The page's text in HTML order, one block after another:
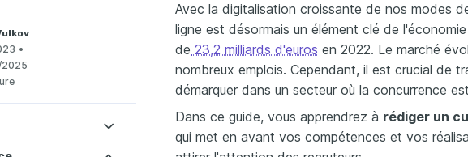
•
2025
Avec la digitalisation croissante de nos modes
ligne est désormais un élément clé de
de 23,2 milliards d'euros en 2022. Le marché
nombreux emplois. Cependant, il est crucial de
démarquer dans un secteur où la concurrence
Dans ce guide, vous apprendrez à rédiger un
qui met en avant vos compétences et vos